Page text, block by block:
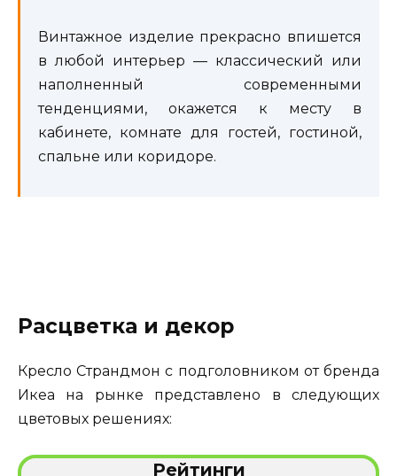
Винтажное изделие прекрасно впишется
в любой интерьер — классический или
наполненный современными
тенденциями, окажется к месту в
кабинете, комнате для гостей, гостиной,
спальне или коридоре.
Расцветка и декор
Кресло Страндмон с подголовником от бренда
Икеа на рынке представлено в следующих
цветовых решениях:
Рейтинги